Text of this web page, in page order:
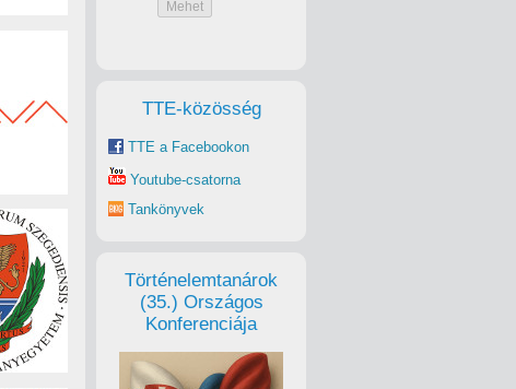
TTE-közösség
TTE a Facebookon
Youtube-csatorna
Tankönyvek
Történelemtanárok
(35.) Országos
Konferenciája